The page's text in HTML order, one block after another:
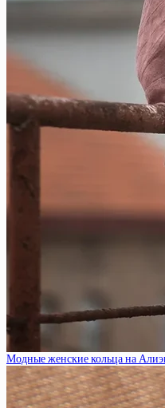
Модные женские кольца на